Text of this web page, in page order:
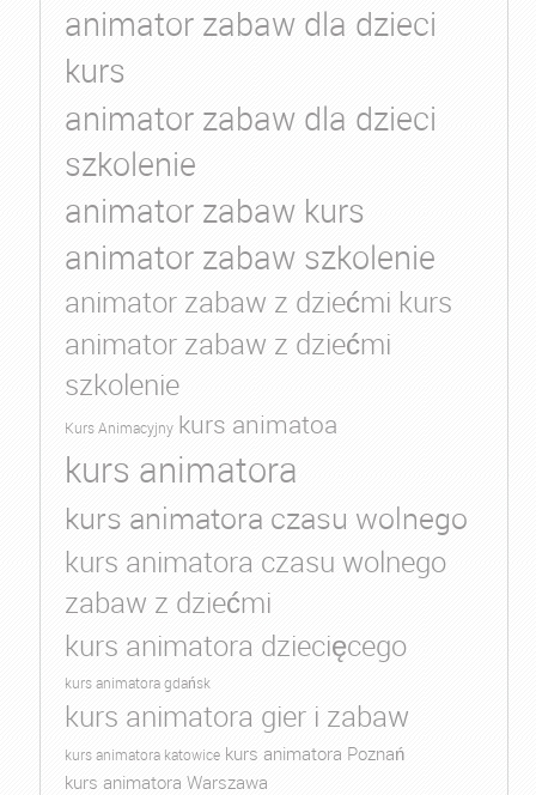
animator zabaw dla dzieci
kurs
animator zabaw dla dzieci
szkolenie
animator zabaw kurs
animator zabaw szkolenie
animator zabaw z dziećmi kurs
animator zabaw z dziećmi
szkolenie
Kurs Animacyjny kurs animatoa
kurs animatora
kurs animatora czasu wolnego
kurs animatora czasu wolnego
zabaw z dziećmi
kurs animatora dziecięcego
kurs animatora gdańsk
kurs animatora gier i zabaw
kurs animatora katowice kurs animatora Poznań
kurs animatora Warszawa